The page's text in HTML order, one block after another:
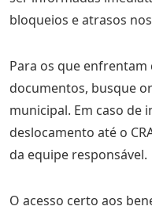
bloqueios e atrasos
Para os que
documentos, busque
municipal. Em caso de
deslocamento até o
da equipe responsável.
O acesso certo aos